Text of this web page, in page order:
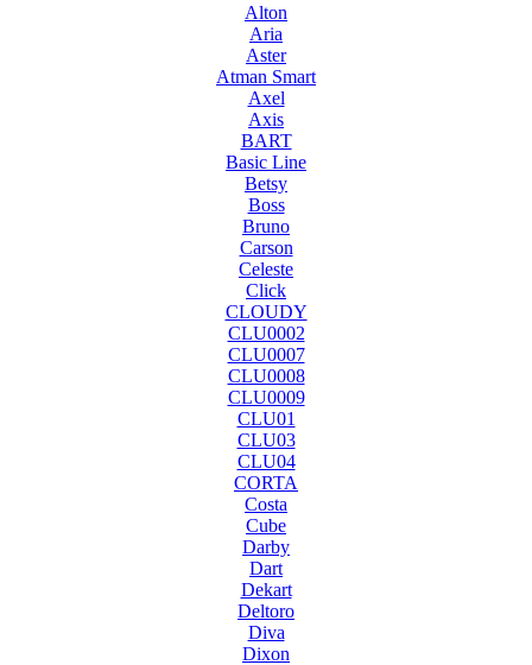
Alton
Aria
Aster
Atman Smart
Axel
Axis
BART
Basic Line
Betsy
Boss
Bruno
Carson
Celeste
Click
CLOUDY
CLU0002
CLU0007
CLU0008
CLU0009
CLU01
CLU03
CLU04
CORTA
Costa
Cube
Darby
Dart
Dekart
Deltoro
Diva
Dixon